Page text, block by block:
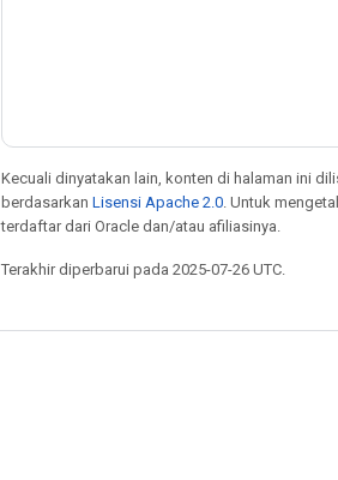
Kecuali dinyatakan lain, konten di halaman ini
berdasarkan Lisensi Apache 2.0 . Untuk
terdaftar dari Oracle dan/atau afiliasinya.
Terakhir diperbarui pada 2025-07-26 UTC.